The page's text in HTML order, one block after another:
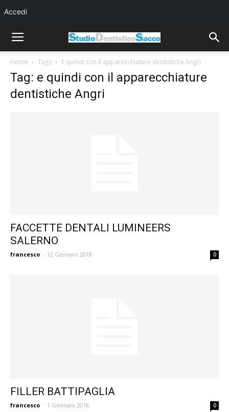
Home Tags E quindi con il apparecchiature dentistiche Angri
Tag: e quindi con il apparecchiature
dentistiche Angri
FACCETTE DENTALI LUMINEERS
SALERNO
francesco - 12 Gennaio 2018 0
FILLER BATTIPAGLIA
francesco - 1 Gennaio 2018 0
Accedi